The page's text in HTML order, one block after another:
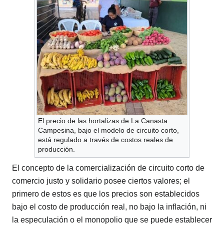
El precio de las hortalizas de La Canasta
Campesina, bajo el modelo de circuito corto,
está regulado a través de costos reales de
producción.
El concepto de la comercialización de circuito corto de
comercio justo y solidario posee ciertos valores; el
primero de estos es que los precios son establecidos
bajo el costo de producción real, no bajo la inflación, ni
la especulación o el monopolio que se puede establecer